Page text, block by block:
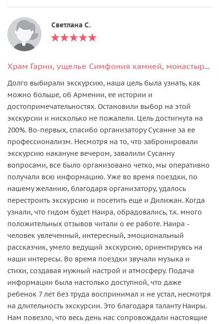
Светлана С.
Храм Гарни, ущелье Симфония камней, монастырь Гегард, озеро Севан
Долго выбирали экскурсию, наша цель была узнать, как
можно больше, об Армении, ее истории и
достопримечательностях. Остановили выбор на этой
экскурсии и нисколько не пожалели. Цель достигнута на
200%. Во-первых, спасибо организатору Сусанне за ее
профессионализм. Несмотря на то, что забронировали
экскурсию накануне вечером, завалили Сусанну
вопросами, все было организовано четко, мы оперативно
получали всю информацию. Уже во время поездки, по
нашему желанию, благодаря организатору, удалось
перестроить экскурсию и посетить еще и Дилижан. Когда
узнали, что гидом будет Наира, обрадовались, т.к. много
положительных отзывов читали о ее работе. Наира -
человек увлеченный, интересный, эмоциональный
рассказчик, умело ведущий экскурсию, ориентируясь на
наши интересы. Во время поездки звучали музыка и
стихи, создавая нужный настрой и атмосферу. Подача
информации была настолько доступной, что даже
ребенок 7 лет без труда воспринимал и не устал, несмотря
на длительность экскурсии. Это благодаря таланту Наиры.
Нам повезло, что весь день нас сопровождали настоящие